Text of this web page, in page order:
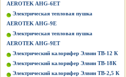
AEROTEK AHG-6ET
Электрическая тепловая пушка
AEROTEK AHG-9E
Электрическая тепловая пушка
AEROTEK AHG-9ET
Электрический калорифер Элвин ТВ-12 К
Электрический калорифер Элвин ТВ-18К
Электрический калорифер Элвин ТВ-2,5 К